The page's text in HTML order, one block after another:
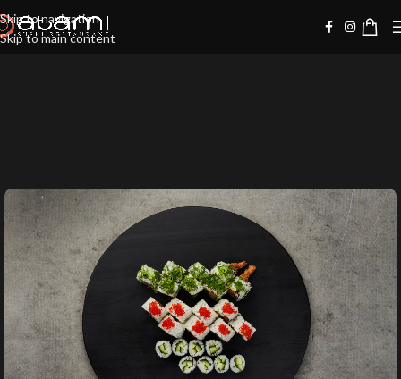
Skip to navigation
Skip to main content